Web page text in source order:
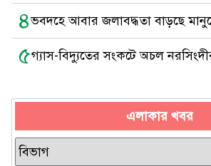
৪ভবদহে আবার জলাবদ্ধতা বাড়ছে
৫গ্যাস-বিদ্যুতের সংকটে অচল
এলাকার খবর